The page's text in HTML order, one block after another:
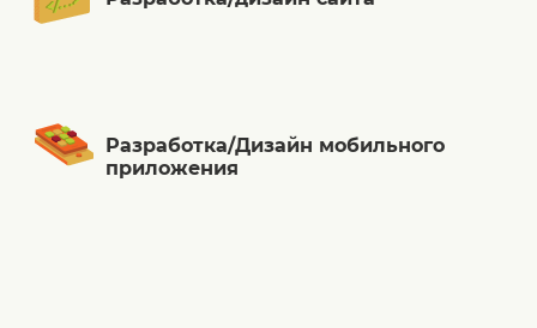
Разработка/Дизайн мобильного
приложения